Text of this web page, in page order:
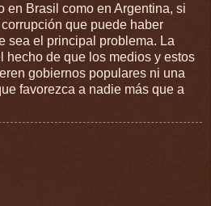
en Brasil como en Argentina, si
que puede haber
sea el principal problema. La
hecho de que los medios y estos
gobiernos populares ni una
favorezca a nadie más que a